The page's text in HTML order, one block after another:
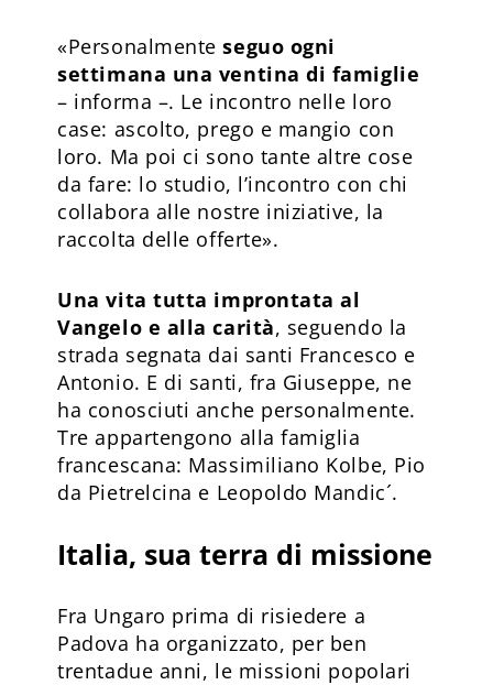
«Personalmenteseguo ogni
settimana una ventina di famiglie
– informa –. Le incontro nelle loro
case: ascolto, prego e mangio con
loro. Ma poi ci sono tante altre cose
da fare: lo studio, l’incontro con chi
collabora alle nostre iniziative, la
raccolta delle offerte».
Una vita tutta improntata al
Vangelo e alla carità, seguendo la
strada segnata dai santi Francesco e
Antonio. E di santi, fra Giuseppe, ne
ha conosciuti anche personalmente.
Tre appartengono alla famiglia
francescana: Massimiliano Kolbe, Pio
da Pietrelcina e Leopoldo Mandic´.
Italia, sua terra di missione
Fra Ungaro prima di risiedere a
Padova ha organizzato, per ben
trentadue anni, le missioni popolari